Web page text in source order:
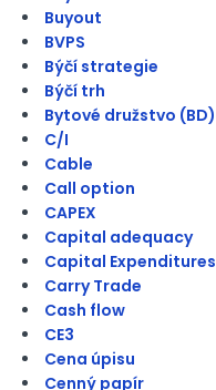
Buyout
BVPS
Býčí strategie
Býčí trh
Bytové družstvo (BD)
C/I
Cable
Call option
CAPEX
Capital adequacy
Capital Expenditures
Carry Trade
Cash flow
CE3
Cena úpisu
Cenný papír